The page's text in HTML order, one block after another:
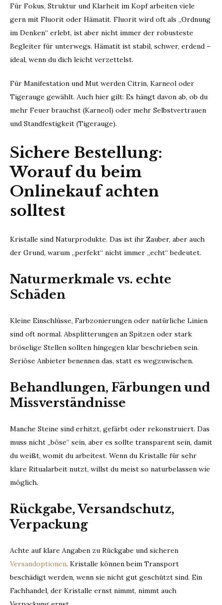
Für Fokus, Struktur und Klarheit im Kopf arbeiten viele
gern mit Fluorit oder Hämatit. Fluorit wird oft als „Ordnung
im Denken“ erlebt, ist aber nicht immer der robusteste
Begleiter für unterwegs. Hämatit ist stabil, schwer, erdend –
ideal, wenn du dich leicht verzettelst.
Für Manifestation und Mut werden Citrin, Karneol oder
Tigerauge gewählt. Auch hier gilt: Es hängt davon ab, ob du
mehr Feuer brauchst (Karneol) oder mehr Selbstvertrauen
und Standfestigkeit (Tigerauge).
Sichere Bestellung:
Worauf du beim
Onlinekauf achten
solltest
Kristalle sind Naturprodukte. Das ist ihr Zauber, aber auch
der Grund, warum „perfekt“ nicht immer „echt“ bedeutet.
Naturmerkmale vs. echte
Schäden
Kleine Einschlüsse, Farbzonierungen oder natürliche Linien
sind oft normal. Absplitterungen an Spitzen oder stark
bröselige Stellen sollten hingegen klar beschrieben sein.
Seriöse Anbieter benennen das, statt es wegzuwischen.
Behandlungen, Färbungen und
Missverständnisse
Manche Steine sind erhitzt, gefärbt oder rekonstruiert. Das
muss nicht „böse“ sein, aber es sollte transparent sein, damit
du weißt, womit du arbeitest. Wenn du Kristalle für sehr
klare Ritualarbeit nutzt, willst du meist so naturbelassen wie
möglich.
Rückgabe, Versandschutz,
Verpackung
Achte auf klare Angaben zu Rückgabe und sicheren
Versandoptionen. Kristalle können beim Transport
beschädigt werden, wenn sie nicht gut geschützt sind. Ein
Fachhandel, der Kristalle ernst nimmt, nimmt auch